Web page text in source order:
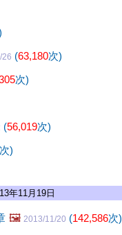
26 (63,180次)
次)
(56,019次)
次)
年11月19日
🖼️ 2013/11/20 (142,586次)